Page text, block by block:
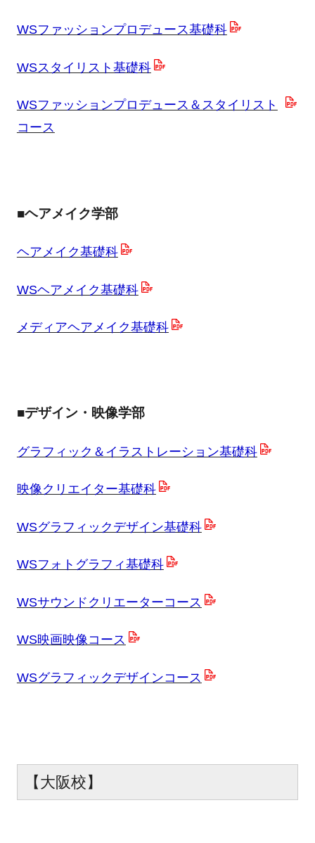
WSファッションプロデュース基礎科
WSスタイリスト基礎科
WSファッションプロデュース＆スタイリスト
コース
■ヘアメイク学部
ヘアメイク基礎科
WSヘアメイク基礎科
メディアヘアメイク基礎科
■デザイン・映像学部
グラフィック＆イラストレーション基礎科
映像クリエイター基礎科
WSグラフィックデザイン基礎科
WSフォトグラフィ基礎科
WSサウンドクリエーターコース
WS映画映像コース
WSグラフィックデザインコース
【大阪校】